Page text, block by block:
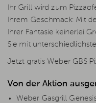
Ihr Grill wird zum
Ihrem Geschmack: Mit
Ihrer Fantasie keinerlei
Sie mit
Jetzt gratis Weber GBS
Von der Aktion
Weber Gasgrill